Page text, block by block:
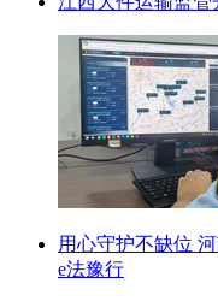
用心守护不缺位
e法豫行